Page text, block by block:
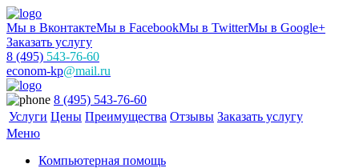
Мы в ВконтактеМы в FacebookМы в TwitterМы в Google+
Заказать услугу
8 (495) 543-76-60
econom-kp@mail.ru
8 (495) 543-76-60
Услуги Цены Преимущества Отзывы Заказать услугу
Меню
Компьютерная помощь